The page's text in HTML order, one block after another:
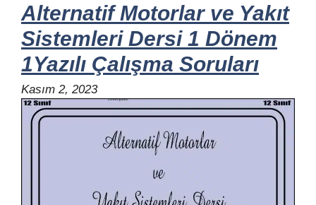
Alternatif Motorlar ve Yakıt
Sistemleri Dersi 1 Dönem
1Yazılı Çalışma Soruları
Kasım 2, 2023